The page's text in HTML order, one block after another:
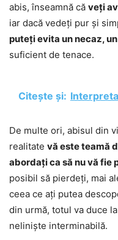
abis, înseamnă că veți
iar dacă vedeți pur și
puteți evita un necaz,
suficient de tenace.
Citește și:
De multe ori, abisul din
realitate vă este teamă
abordați ca să nu vă fie
posibil să pierdeți, mai
ceea ce ați putea
din urmă, totul va duce
neliniște interminabilă.